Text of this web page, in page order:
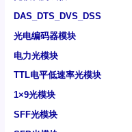
DAS_DTS_DVS_DSS
光电编码器模块
电力光模块
TTL电平低速率光模块
1×9光模块
SFF光模块